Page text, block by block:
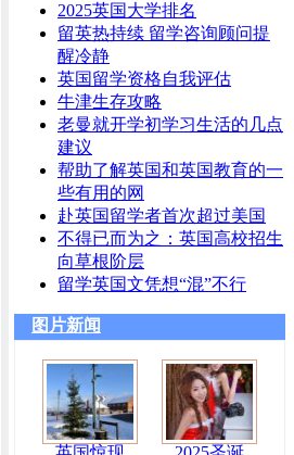
2025英国大学排名
留英热持续 留学咨询顾问提
醒冷静
英国留学资格自我评估
牛津生存攻略
老曼就开学初学习生活的几点
建议
帮助了解英国和英国教育的一
些有用的网
赴英国留学者首次超过美国
不得已而为之：英国高校招生
向草根阶层
留学英国文凭想“混”不行
图片新闻